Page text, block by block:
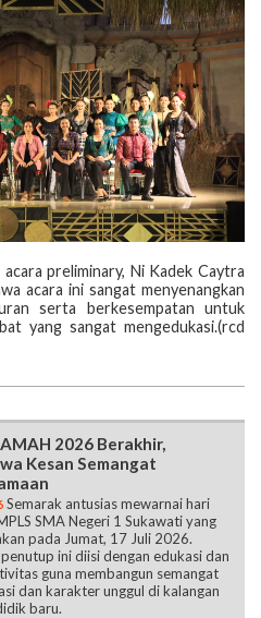
preliminary, Ni Kadek Caytra
acara ini sangat menyenangkan
serta berkesempatan untuk
yang sangat mengedukasi.(rcd
2026 Berakhir,
Kesan Semangat
Semarak antusias mewarnai hari
SMA Negeri 1 Sukawati yang
pada Jumat, 17 Juli 2026.
ini diisi dengan edukasi dan
guna membangun semangat
dan karakter unggul di kalangan
baru.